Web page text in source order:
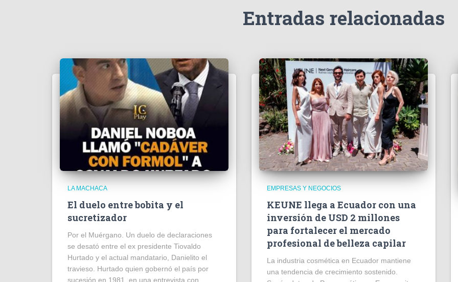
Entradas relacionadas
LA MACHACA
El duelo entre bobita y el
sucretizador
Por el Muérgano. Un duelo de declaraciones
se desató entre el ex presidente Tiovaldo
Hurtado y el actual mandatario, Danielito el
travieso. Hurtado quien gobernó el país por
sucesión en 1981, en una entrevista con
EMPRESAS Y NEGOCIOS
KEUNE llega a Ecuador con una
inversión de USD 2 millones
para fortalecer el mercado
profesional de belleza capilar
La industria cosmética en Ecuador mantiene
una tendencia de crecimiento sostenido.